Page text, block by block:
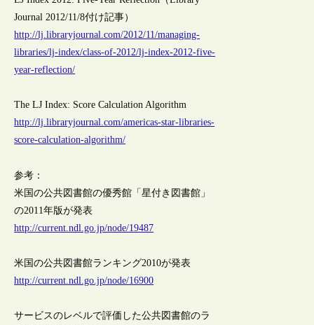
Journal 2012/11/8付け記事）
http://lj.libraryjournal.com/2012/11/managing-
libraries/lj-index/class-of-2012/lj-index-2012-five-
year-reflection/
The LJ Index: Score Calculation Algorithm
http://lj.libraryjournal.com/americas-star-libraries-
score-calculation-algorithm/
参考：
米国の公共図書館の優秀館「星付き図書館」
の2011年版が発表
http://current.ndl.go.jp/node/19487
米国の公共図書館ランキング2010が発表
http://current.ndl.go.jp/node/16900
サービスのレベルで評価した公共図書館のラ